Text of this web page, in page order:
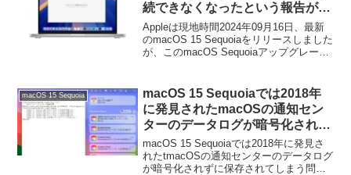
続できなくなったという報告があ
るので注意を。
Appleは現地時間2024年09月16日、最新
のmacOS 15 Sequoiaをリリースしました
が、このmacOS Sequoiaアップグレード
Support Communitiesなどで報告されてい
ます。
macOS 15 Sequoia
macOS 15 Sequoiaでは2018年
に発見されたmacOSの通知セン
ターのデータログが暗号化されず
に保存されてしまう問題が修正。
macOS 15 Sequoiaでは2018年に発見さ
れたtmacOSの通知センターのデータログ
が暗号化されずに保存されてしまう問題